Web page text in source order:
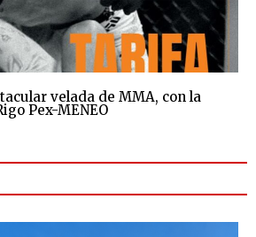
velada de MMA, con la
Pex-MENEO